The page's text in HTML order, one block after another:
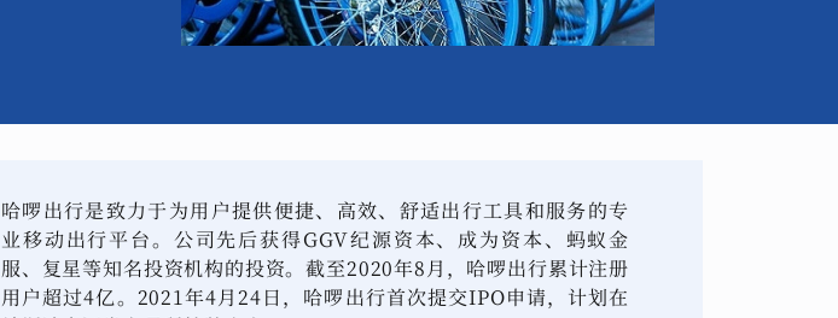
哈啰出行是致力于为用户提供便捷、高效、舒适出行工具和服务的专
业移动出行平台。公司先后获得GGV纪源资本、成为资本、蚂蚁金
服、复星等知名投资机构的投资。截至2020年8月，哈啰出行累计注册
用户超过4亿。2021年4月24日，哈啰出行首次提交IPO申请，计划在